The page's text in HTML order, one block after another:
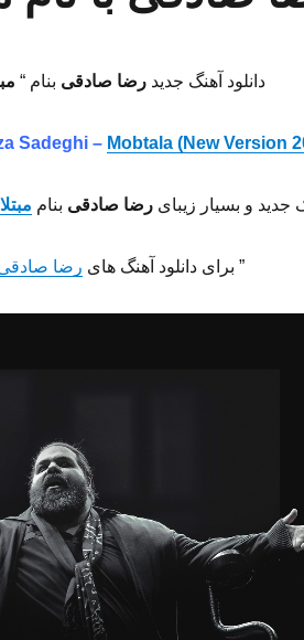
دانلود آهنگ جدید رضا صادقی بنام “
Sadeghi – Mobtala (New Version
جدید و بسیار زیبایرضا صادقی بنام مبتلا
” برای دانلود آهنگ های رضا